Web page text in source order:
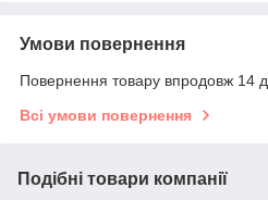
Умови повернення
Повернення товару впродовж 14
Всі умови повернення
Подібні товари компанії